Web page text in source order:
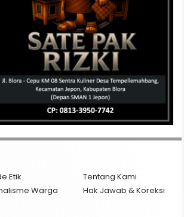
Etik
Tentang Kami
Warga Hak Jawab & Koreksi